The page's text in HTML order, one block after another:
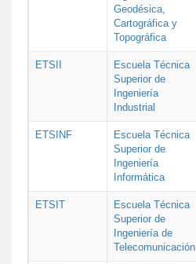
Geodésica,
Cartográfica y
Topográfica
ETSII
Escuela Técnica
Superior de
Ingeniería
Industrial
ETSINF
Escuela Técnica
Superior de
Ingeniería
Informática
ETSIT
Escuela Técnica
Superior de
Ingeniería de
Telecomunicación